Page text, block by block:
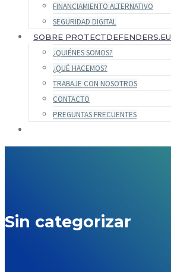
FINANCIAMIENTO ALTERNATIVO
SEGURIDAD DIGITAL
SOBRE PROTECTDEFENDERS.EU
¿QUIÉNES SOMOS?
¿QUÉ HACEMOS?
TRABAJE CON NOSOTROS
CONTACTO
PREGUNTAS FRECUENTES
Sin categorizar